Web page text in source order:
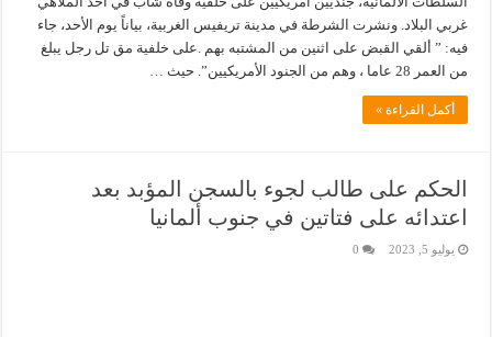
غربي البلاد. ونشرت الشرطة في مدينة تريفيس الغربية، بياناً يوم الأحد، جاء
فيه: ” ألقي القبض على اثنين من المشتبه بهم .على خلفية مق تل رجل يبلغ
من العمر 28 عاما ، وهم من الجنود الأمريكيين”. حيث …
أكمل القراءة »
الحكم على طالب لجوء بالسجن المؤبد بعد
اعتدائه على فتاتين في جنوب ألمانيا
يوليو 5, 2023 0